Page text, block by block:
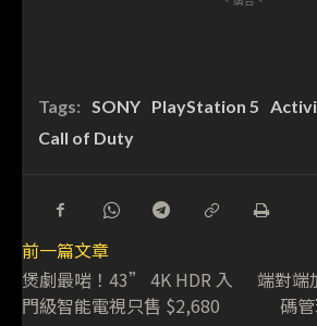
Tags: SONY PlayStation 5
Call of Duty
前一篇文章
煲劇最啱！43” 4K HDR 入
門級智能電視只售 $2,680
端對
碼